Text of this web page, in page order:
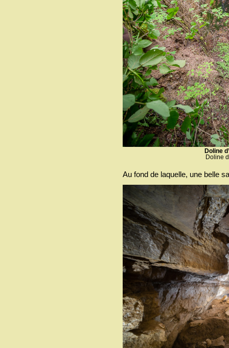
Doline
Doline
Au fond de laquelle, une belle